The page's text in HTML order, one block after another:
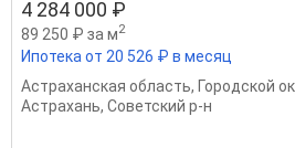
4 284 000 ₽
89 250 ₽ за м2
Ипотека от 20 526 ₽ в месяц
Астраханская область, Городской
Астрахань, Советский р-н